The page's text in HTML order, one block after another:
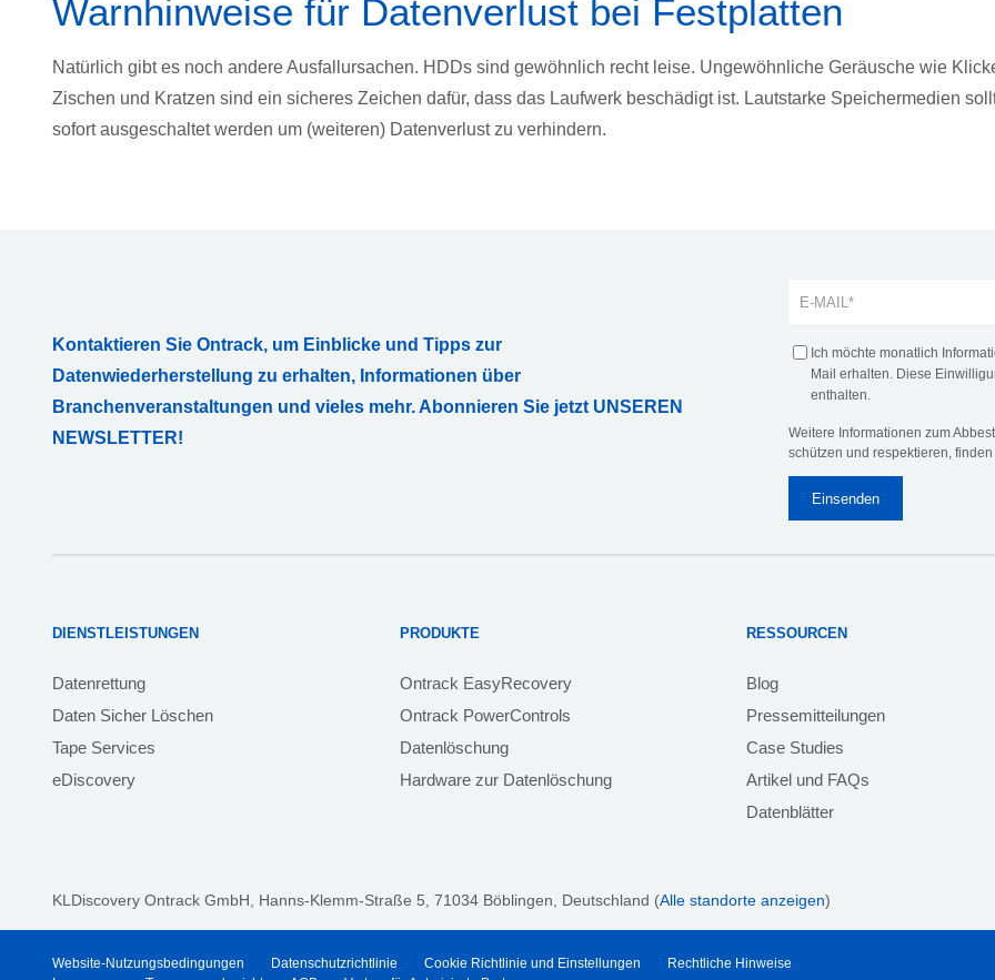
Warnhinweise für Datenverlust bei Festplatten
Natürlich gibt es noch andere Ausfallursachen. HDDs sind gewöhnlich recht leise. Ungewöhnliche Geräusche wie
Zischen und Kratzen sind ein sicheres Zeichen dafür, dass das Laufwerk beschädigt ist. Lautstarke Speichermedien
sofort ausgeschaltet werden um (weiteren) Datenverlust zu verhindern.
Kontaktieren Sie Ontrack, um Einblicke und Tipps zur
Datenwiederherstellung zu erhalten, Informationen über
Branchenveranstaltungen und vieles mehr. Abonnieren Sie jetzt UNSEREN
NEWSLETTER!
Ich möchte monatlich
Mail erhalten. Diese
enthalten.
Weitere Informationen zum
schützen und respektieren,
DIENSTLEISTUNGEN
Datenrettung
Daten Sicher Löschen
Tape Services
eDiscovery
PRODUKTE
Ontrack EasyRecovery
Ontrack PowerControls
Datenlöschung
Hardware zur Datenlöschung
RESSOURCEN
Blog
Pressemitteilungen
Case Studies
Artikel und FAQs
Datenblätter
KLDiscovery Ontrack GmbH, Hanns-Klemm-Straße 5 71034 Böblingen , Deutschland (Alle standorte anzeigen)
Website-Nutzungsbedingungen Datenschutzrichtlinie Cookie Richtlinie und Einstellungen
Rechtliche Hinweise